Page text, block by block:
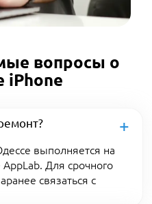
вопросы о
iPhone
выполняется на
Для срочного
связаться с